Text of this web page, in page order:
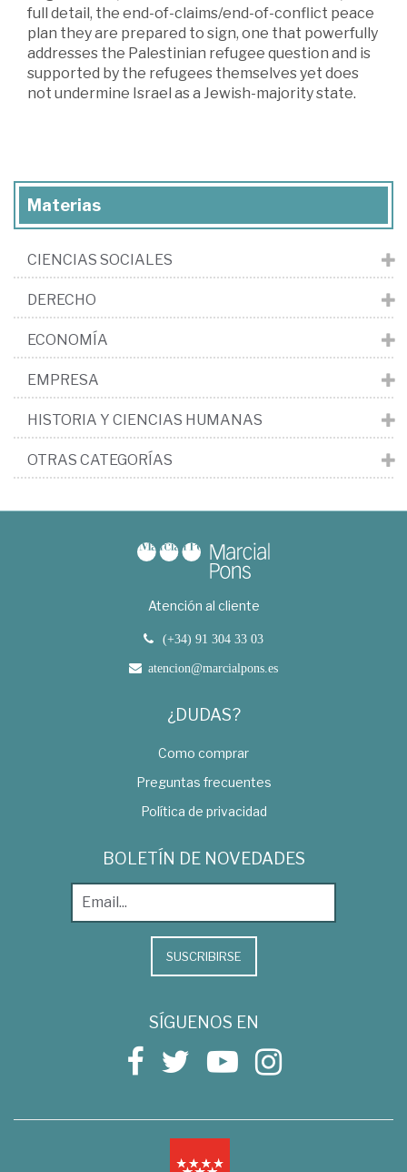
full detail, the end-of-claims/end-of-conflict peace
plan they are prepared to sign, one that powerfully
addresses the Palestinian refugee question and is
supported by the refugees themselves yet does
not undermine Israel as a Jewish-majority state.
Materias
CIENCIAS SOCIALES
DERECHO
ECONOMÍA
EMPRESA
HISTORIA Y CIENCIAS HUMANAS
OTRAS CATEGORÍAS
Atención al cliente
(+34) 91 304 33 03
atencion@marcialpons.es
¿DUDAS?
Como comprar
Preguntas frecuentes
Política de privacidad
BOLETÍN DE NOVEDADES
SUSCRIBIRSE
SÍGUENOS EN